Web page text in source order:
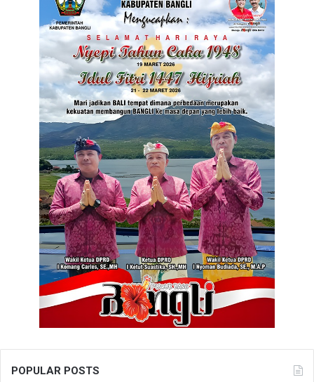
POPULAR POSTS